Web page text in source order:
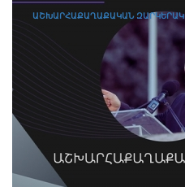
ԱՇԽԱՐՀԱՔԱՂԱՔԱԿԱՆ ԶԱՐԿԵՐԱԿ